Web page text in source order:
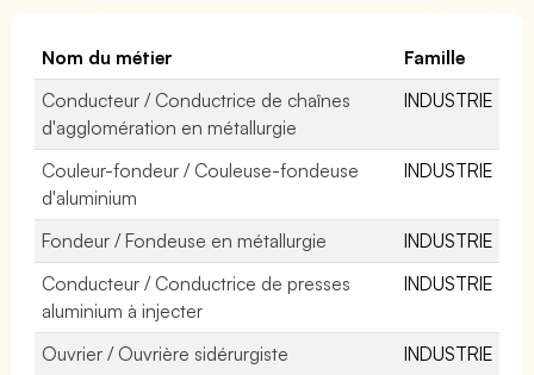
Nom du métier
Famille
Conducteur / Conductrice de chaînes
d'agglomération en métallurgie
INDUSTRIE
Couleur-fondeur / Couleuse-fondeuse
d'aluminium
INDUSTRIE
Fondeur / Fondeuse en métallurgie
INDUSTRIE
Conducteur / Conductrice de presses
aluminium à injecter
INDUSTRIE
Ouvrier / Ouvrière sidérurgiste
INDUSTRIE